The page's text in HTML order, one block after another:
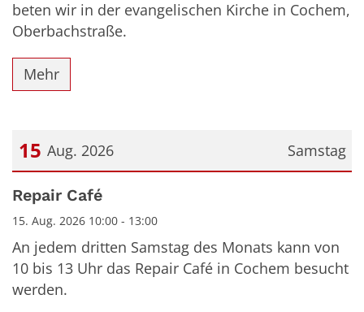
beten wir in der evangelischen Kirche in Cochem,
Oberbachstraße.
Mehr
Samstag
15 Aug. 2026
Datum: 15. August 2026
Repair Café
15. Aug. 2026 10:00 - 13:00
An jedem dritten Samstag des Monats kann von
10 bis 13 Uhr das Repair Café in Cochem besucht
werden.